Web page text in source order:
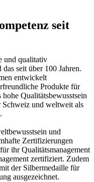
seit
und qualitativ
seit über 100 Jahren.
entwickelt
Produkte für
Qualitätsbewusstsein
Schweiz und weltweit als
und
Zertifizierungen
ihr Qualitätsmanagement
zertifiziert. Zudem
der Silbermedaille für
ausgezeichnet.